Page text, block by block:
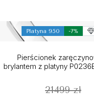
Platyna 950 -7%
Pierścionek
brylantem z platyny
21499 zł